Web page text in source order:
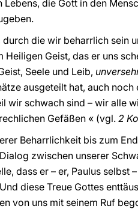
die Gott in den
die wir beharrlich sein
Heiligen Geist, das er uns
Seele und Leib,
ausgeteilt hat, auch
wir schwach sind – wir alle
Gefäßen « (vgl. 2
Beharrlichkeit bis zum
zwischen unserer
dass er – er, Paulus selbst
diese Treue Gottes
von uns mit seinem Ruf